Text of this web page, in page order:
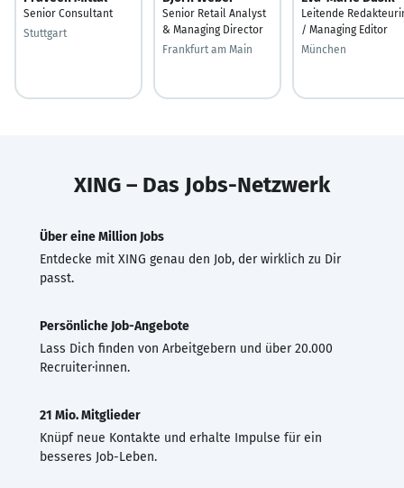
Senior Consultant
Stuttgart
Senior Retail Analyst
& Managing Director
Frankfurt am Main
Leitende
/ Managing Editor
München
XING – Das Jobs-Netzwerk
Über eine Million Jobs
Entdecke mit XING genau den Job, der wirklich zu Dir
passt.
Persönliche Job-Angebote
Lass Dich finden von Arbeitgebern und über 20.000
Recruiter·innen.
21 Mio. Mitglieder
Knüpf neue Kontakte und erhalte Impulse für ein
besseres Job-Leben.